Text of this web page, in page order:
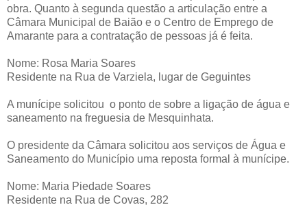
obra. Quanto à segunda questão a articulação entre a
Câmara Municipal de Baião e o Centro de Emprego de
Amarante para a contratação de pessoas já é feita.
Nome: Rosa Maria Soares
Residente na Rua de Varziela, lugar de Geguintes
A munícipe solicitou o ponto de sobre a ligação de água e
saneamento na freguesia de Mesquinhata.
O presidente da Câmara solicitou aos serviços de Água e
Saneamento do Município uma reposta formal à munícipe.
Nome: Maria Piedade Soares
Residente na Rua de Covas, 282